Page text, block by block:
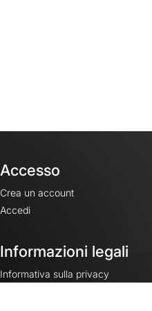
Accesso
Crea un account
Accedi
Informazioni legali
Informativa sulla privacy